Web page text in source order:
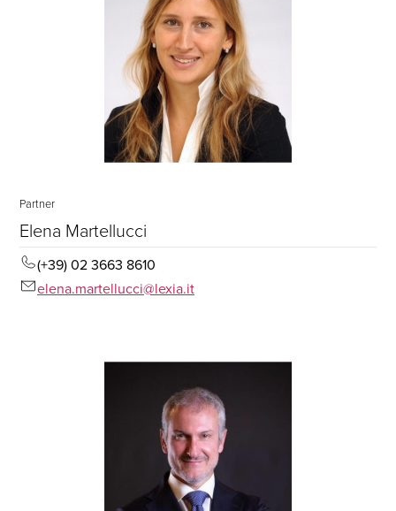
Partner
Elena Martellucci
(+39) 02 3663 8610
elena.martellucci@lexia.it